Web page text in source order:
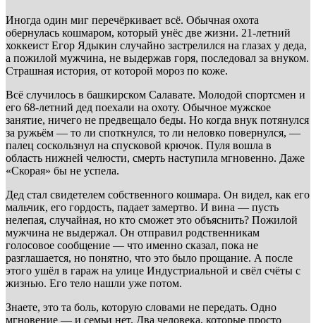
Иногда один миг перечёркивает всё. Обычная охота
обернулась кошмаром, который унёс две жизни. 21-летний
хоккеист Егор Ядыкин случайно застрелился на глазах у деда,
а пожилой мужчина, не выдержав горя, последовал за внуком.
Страшная история, от которой мороз по коже.
Всё случилось в башкирском Салавате. Молодой спортсмен и
его 68-летний дед поехали на охоту. Обычное мужское
занятие, ничего не предвещало беды. Но когда внук потянулся
за ружьём — то ли споткнулся, то ли неловко повернулся, —
палец соскользнул на спусковой крючок. Пуля вошла в
область нижней челюсти, смерть наступила мгновенно. Даже
«Скорая» бы не успела.
Дед стал свидетелем собственного кошмара. Он видел, как его
мальчик, его гордость, падает замертво. И вина — пусть
нелепая, случайная, но кто сможет это объяснить? Пожилой
мужчина не выдержал. Он отправил родственникам
голосовое сообщение — что именно сказал, пока не
разглашается, но понятно, что это было прощание. А после
этого ушёл в гараж на улице Индустриальной и свёл счёты с
жизнью. Его тело нашли уже потом.
Знаете, это та боль, которую словами не передать. Одно
мгновение — и семьи нет. Два человека, которые просто